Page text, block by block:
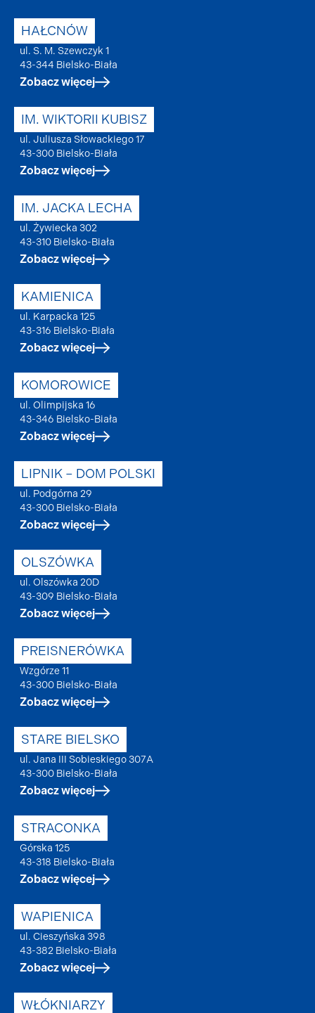
HAŁCNÓW
ul. S. M. Szewczyk 1
43-344 Bielsko-Biała
Zobacz więcej
IM. WIKTORII KUBISZ
ul. Juliusza Słowackiego 17
43-300 Bielsko-Biała
Zobacz więcej
IM. JACKA LECHA
ul. Żywiecka 302
43-310 Bielsko-Biała
Zobacz więcej
KAMIENICA
ul. Karpacka 125
43-316 Bielsko-Biała
Zobacz więcej
KOMOROWICE
ul. Olimpijska 16
43-346 Bielsko-Biała
Zobacz więcej
LIPNIK – DOM POLSKI
ul. Podgórna 29
43-300 Bielsko-Biała
Zobacz więcej
OLSZÓWKA
ul. Olszówka 20D
43-309 Bielsko-Biała
Zobacz więcej
PREISNERÓWKA
Wzgórze 11
43-300 Bielsko-Biała
Zobacz więcej
STARE BIELSKO
ul. Jana III Sobieskiego 307A
43-300 Bielsko-Biała
Zobacz więcej
STRACONKA
Górska 125
43-318 Bielsko-Biała
Zobacz więcej
WAPIENICA
ul. Cieszyńska 398
43-382 Bielsko-Biała
Zobacz więcej
WŁÓKNIARZY